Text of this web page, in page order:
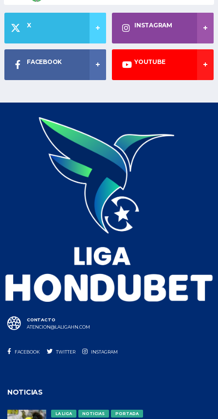
X INSTAGRAM
FACEBOOK YOUTUBE
CONTACTO
ATENCION@LALIGAHN.COM
FACEBOOK TWITTER INSTAGRAM
NOTICIAS
LA LIGA NOTICIAS PORTADA